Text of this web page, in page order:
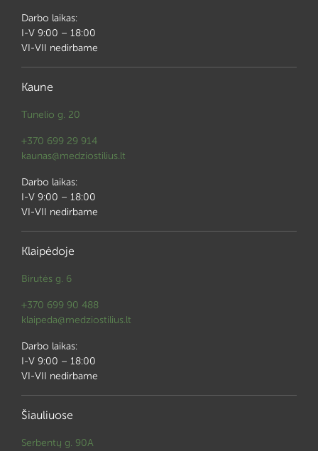
Darbo laikas:
I-V 9:00 – 18:00
VI-VII nedirbame
Kaune
Tunelio g. 20
+370 699 29 914
kaunas@medziostilius.lt
Darbo laikas:
I-V 9:00 – 18:00
VI-VII nedirbame
Klaipėdoje
Birutės g. 6
+370 699 90 488
klaipeda@medziostilius.lt
Darbo laikas:
I-V 9:00 – 18:00
VI-VII nedirbame
Šiauliuose
Serbentų g. 90A